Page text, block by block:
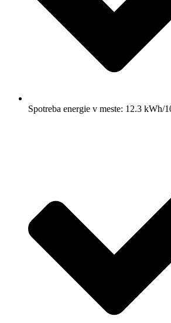
Spotreba energie v meste: 12.3 kWh/